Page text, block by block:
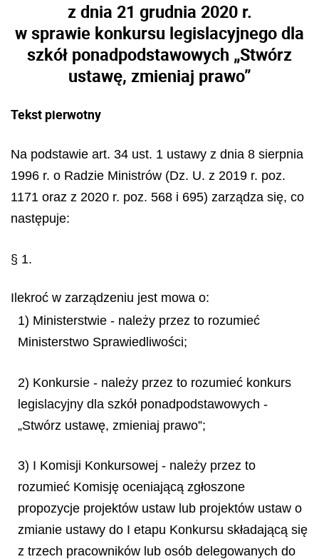
z dnia 21 grudnia 2020 r.
w sprawie konkursu legislacyjnego dla
szkół ponadpodstawowych „Stwórz
ustawę, zmieniaj prawo”
Tekst pierwotny
Na podstawie art. 34 ust. 1 ustawy z dnia 8 sierpnia
1996 r. o Radzie Ministrów (Dz. U. z 2019 r. poz.
1171 oraz z 2020 r. poz. 568 i 695) zarządza się, co
następuje:
§ 1.
Ilekroć w zarządzeniu jest mowa o:
1) Ministerstwie - należy przez to rozumieć
Ministerstwo Sprawiedliwości;
2) Konkursie - należy przez to rozumieć konkurs
legislacyjny dla szkół ponadpodstawowych -
„Stwórz ustawę, zmieniaj prawo”;
3) I Komisji Konkursowej - należy przez to
rozumieć Komisję oceniającą zgłoszone
propozycje projektów ustaw lub projektów ustaw o
zmianie ustawy do I etapu Konkursu składającą się
z trzech pracowników lub osób delegowanych do